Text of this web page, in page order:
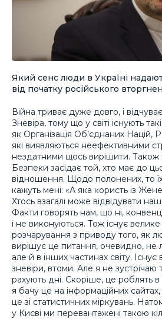
Який сенс люди в Україні
від початку російського
Війна триває дуже довго, і
Зневіра, тому що у світі існують такі
як Організація Об’єднаних
які виявляються неефективними
нездатними щось вирішити. Також
Безпеки засідає той, хто має до
відношення. Щодо полонених, то
кажуть мені: «А яка користь із
Хтось взагалі може відвідувати
Факти говорять нам, що ні,
і не виконуються. Тож існує велике
розчарування з приводу того, як
вирішує це питання, очевидно, не
але й в інших частинах світу. Існує
зневіри, втоми. Але я не зустрічаю
рахують дні. Скоріше, це роблять в
я бачу це на інформаційних сайтах,
це зі статистичних міркувань.
у Києві ми перевантажені такою